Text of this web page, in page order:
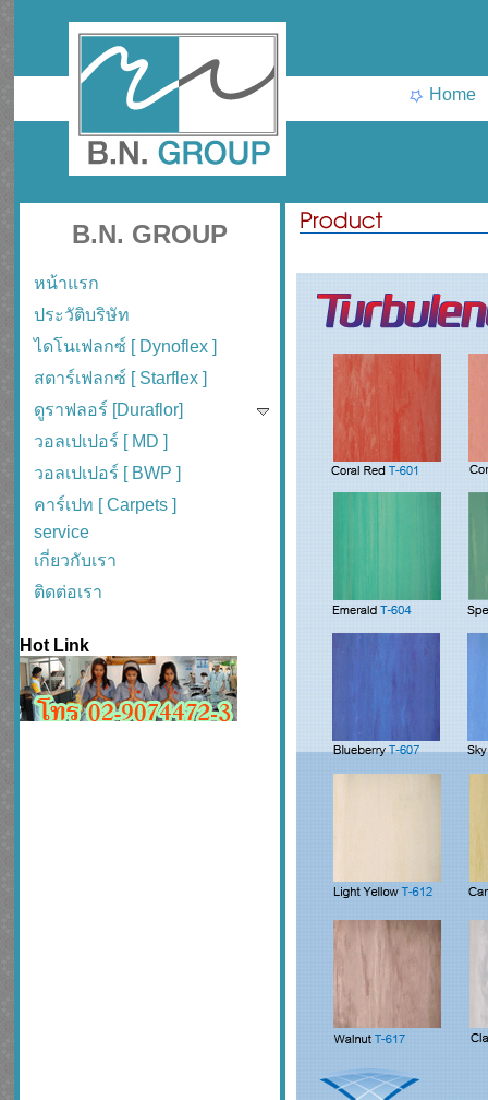
Home
B.N. GROUP
หน้าแรก
ประวัติบริษัท
ไดโนเฟลกซ์ [ Dynoflex ]
สตาร์เฟลกซ์ [ Starflex ]
ดูราฟลอร์ [Duraflor]
วอลเปเปอร์ [ MD ]
วอลเปเปอร์ [ BWP ]
คาร์เปท [ Carpets ]
service
เกี่ยวกับเรา
ติดต่อเรา
Hot Link